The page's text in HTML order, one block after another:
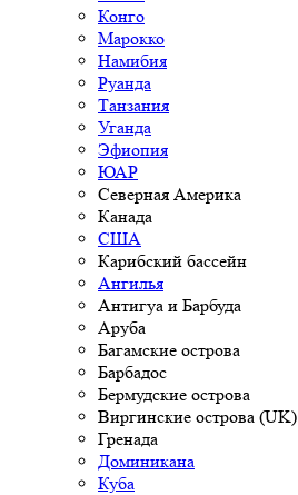
Конго
Марокко
Намибия
Руанда
Танзания
Уганда
Эфиопия
ЮАР
Северная Америка
Канада
США
Карибский бассейн
Ангилья
Антигуа и Барбуда
Аруба
Багамские острова
Барбадос
Бермудские острова
Виргинские острова (UK)
Гренада
Доминикана
Куба